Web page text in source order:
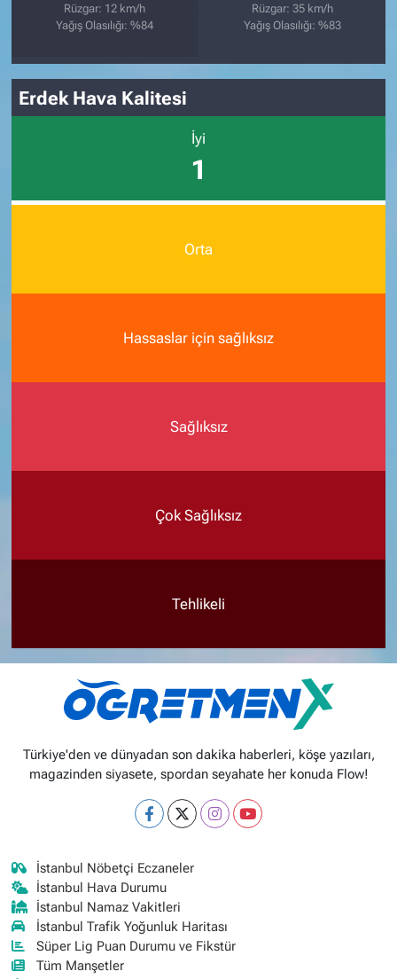
Rüzgar: 12 km/h
Yağış Olasılığı: %84
Rüzgar: 35 km/h
Yağış Olasılığı: %83
Erdek Hava Kalitesi
İyi
1
Orta
Hassaslar için sağlıksız
Sağlıksız
Çok Sağlıksız
Tehlikeli
Türkiye'den ve dünyadan son dakika haberleri, köşe yazıları,
magazinden siyasete, spordan seyahate her konuda Flow!
İstanbul Nöbetçi Eczaneler
İstanbul Hava Durumu
İstanbul Namaz Vakitleri
İstanbul Trafik Yoğunluk Haritası
Süper Lig Puan Durumu ve Fikstür
Tüm Manşetler